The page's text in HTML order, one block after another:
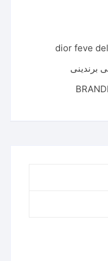
dior feve
برندینی